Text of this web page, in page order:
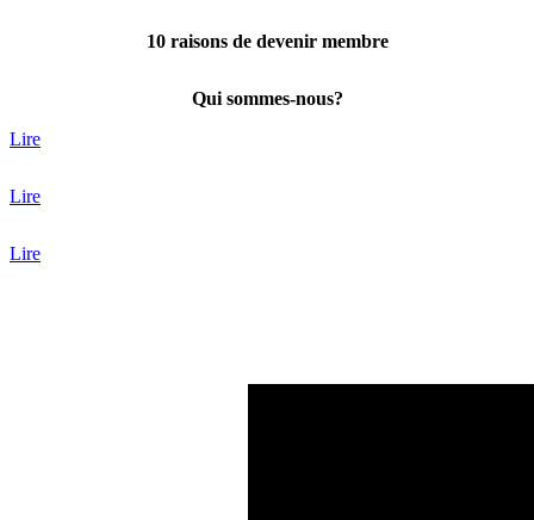
10 raisons de devenir membre
Qui sommes-nous?
Lire
Lire
Lire